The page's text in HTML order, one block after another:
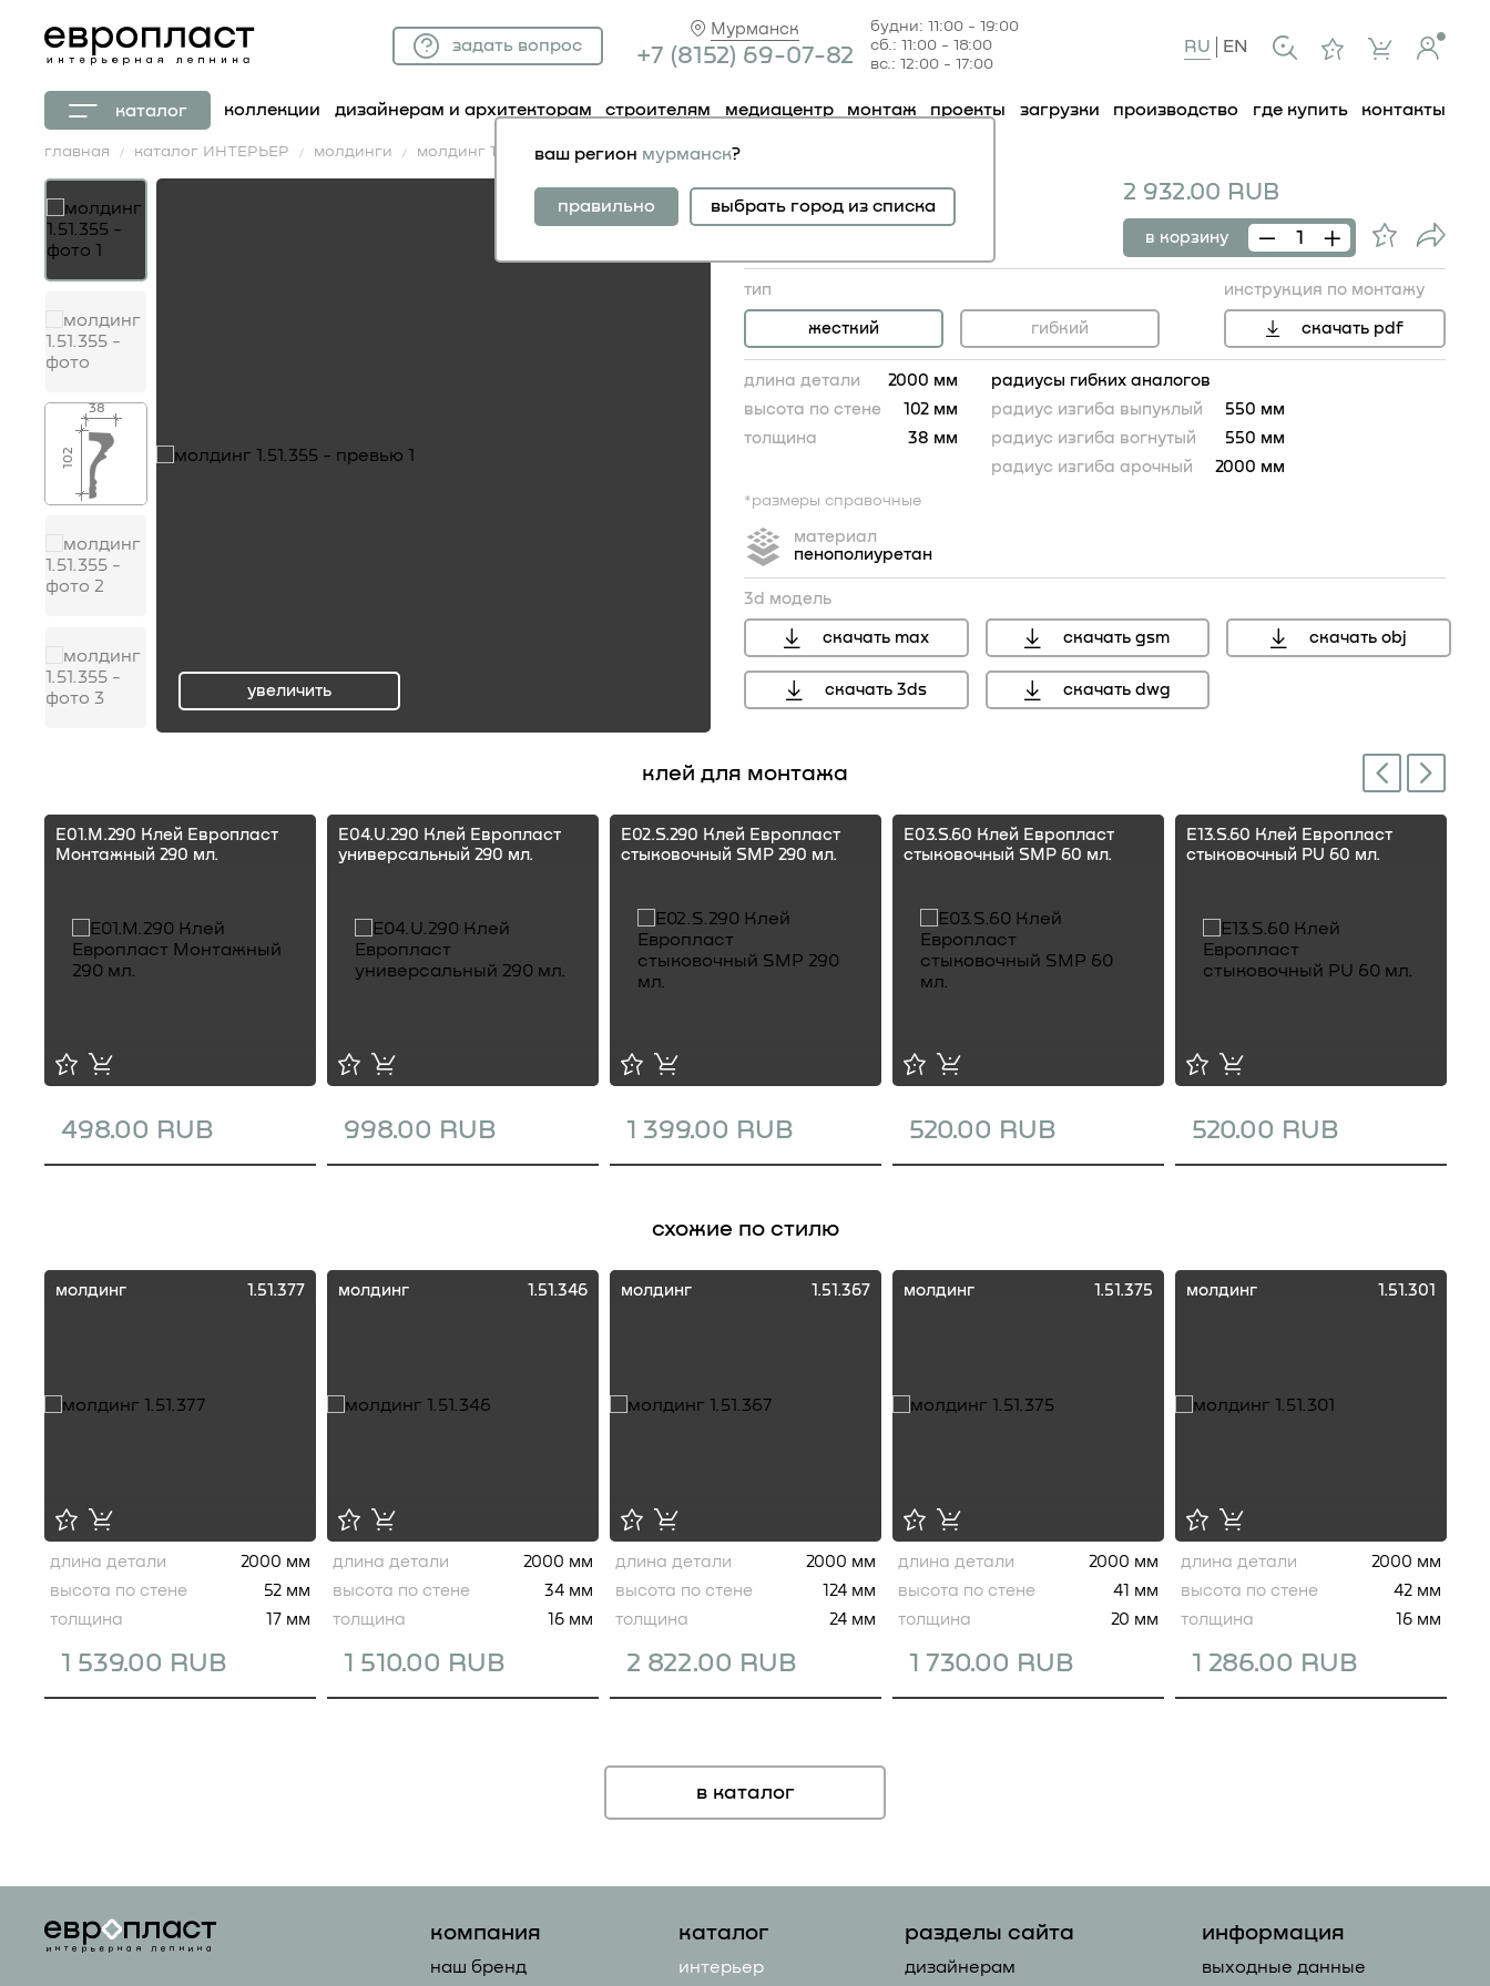
Мурманск
+7 (81 52) 69-07-82
будни: 11:00 - 19:00
сб.: 11:00 - 18:00
вс.: 12:00 - 17:00
задать вопрос RU EN
каталог коллекции дизайнерам и архитекторам строителям медиацентр монтаж проекты загрузки производство где купить контакты
ваш регион мурманск?
правильно выбрать город из списка
главная каталог ИНТЕРЬЕР молдинги молдинг 1.51.355
увеличить
гибкий аналог:
молдинг 1.51.355 гибкий
перейти
38
102
молдинг 1.51.355 2 932.00 RUB
в корзину
тип
жесткий гибкий
инструкция по монтажу
скачать pdf
длина детали
2000 мм
высота по стене
102 мм
толщина
38 мм
радиусы гибких аналогов
радиус изгиба выпуклый
550 мм
радиус изгиба вогнутый
550 мм
радиус изгиба арочный
2000 мм
*размеры справочные
материал
пенополиуретан
3d модель
скачать max скачать gsm скачать obj
скачать 3ds скачать dwg
клей для монтажа Previous
E01.M.290 Клей Европласт
Монтажный 290 мл.
498.00 RUB
E04.U.290 Клей Европласт
универсальный 290 мл.
998.00 RUB
E02.S.290 Клей Европласт
стыковочный SMP 290 мл.
1 399.00 RUB
E03.S.60 Клей Европласт
стыковочный SMP 60 мл.
520.00 RUB
E13.S.60 Клей Европласт
стыковочный PU 60 мл.
520.00 RUB
Next
схожие по стилю
молдинг 1.51.377
1 539.00 RUB
длина детали
2000 мм
высота по стене
52 мм
толщина
17 мм
молдинг 1.51.346
1 510.00 RUB
длина детали
2000 мм
высота по стене
34 мм
толщина
16 мм
молдинг 1.51.367
2 822.00 RUB
длина детали
2000 мм
высота по стене
124 мм
толщина
24 мм
молдинг 1.51.375
1 730.00 RUB
длина детали
2000 мм
высота по стене
41 мм
толщина
20 мм
молдинг 1.51.301
1 286.00 RUB
длина детали
2000 мм
высота по стене
42 мм
толщина
16 мм
в каталог
компания
наш бренд
каталог
интерьер
разделы сайта
дизайнерам
информация
выходные данные